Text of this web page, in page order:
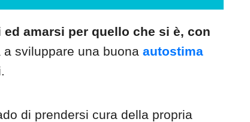
amarsi per quello che si è, con
sviluppare una buona autostima
di prendersi cura della propria